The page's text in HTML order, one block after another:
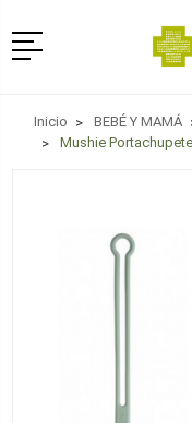
Menú
Inicio BEBÉ Y MAMÁ
Mushie